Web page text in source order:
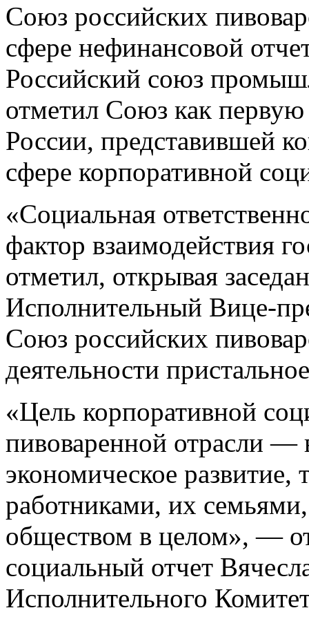
Союз российских
сфере нефинансовой
Российский союз
отметил Союз как
России, представившей
сфере корпоративной
«Социальная
фактор взаимодействия
отметил, открывая
Исполнительный Вице-
Союз российских
деятельности
«Цель корпоративной
пивоваренной отрасли —
экономическое
работниками, их
обществом в целом», —
социальный отчет
Исполнительного